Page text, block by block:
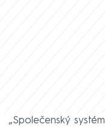
„Společenský